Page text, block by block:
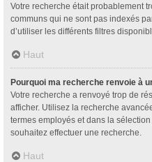
Votre recherche était probablement
communs qui ne sont pas indexés
d’utiliser les différents filtres
Haut
Pourquoi ma recherche renvoie à
Votre recherche a renvoyé trop de
afficher. Utilisez la recherche
termes employés et dans la
souhaitez effectuer une recherche.
Haut